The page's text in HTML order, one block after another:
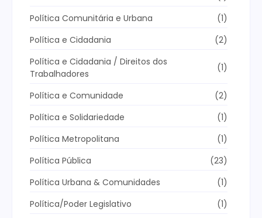
Política Comunitária e Urbana
(1)
Política e Cidadania
(2)
Política e Cidadania / Direitos dos
Trabalhadores
(1)
Política e Comunidade
(2)
Política e Solidariedade
(1)
Política Metropolitana
(1)
Política Pública
(23)
Política Urbana & Comunidades
(1)
Política/Poder Legislativo
(1)